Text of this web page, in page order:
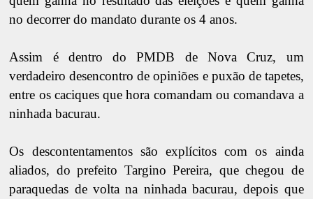
no decorrer do mandato durante os 4 anos.
Assim é dentro do PMDB de Nova Cruz, um
verdadeiro desencontro de opiniões e puxão de tapetes,
entre os caciques que hora comandam ou comandava a
ninhada bacurau.
Os descontentamentos são explícitos com os ainda
aliados, do prefeito Targino Pereira, que chegou de
paraquedas de volta na ninhada bacurau, depois que